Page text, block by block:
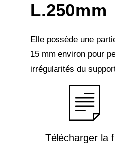
L.250mm
Elle possède une
15 mm environ pour
irrégularités du
Télécharger la